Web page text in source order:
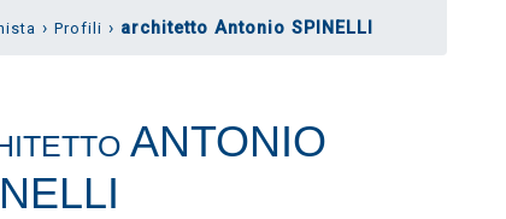
› Profili › architetto Antonio SPINELLI
ANTONIO